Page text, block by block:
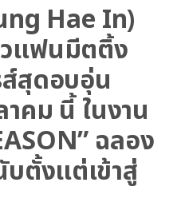
Hae In)
แฟนมีตติ้ง
ส์สุดอบอุ่น
คม นี้ ในงาน
ฉลอง
ตั้งแต่เข้าสู่